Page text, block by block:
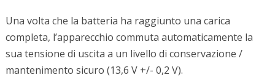
Una volta che la batteria ha raggiunto una carica
completa, l’apparecchio commuta automaticamente la
sua tensione di uscita a un livello di conservazione /
mantenimento sicuro (13,6 V +/- 0,2 V).